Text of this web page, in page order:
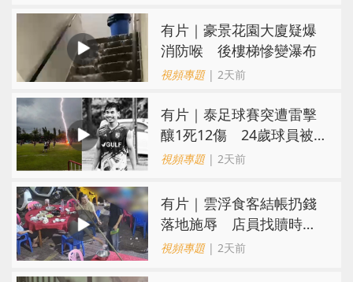
有片｜豪景花園大廈疑爆
消防喉 後樓梯慘變瀑布
視頻專題| 2天前
有片｜泰足球賽突遭雷擊
釀1死12傷 24歲球員被
閃電劈中亡
視頻專題| 2天前
​有片｜雲浮食客結帳扔錢
落地施辱 店員找贖時還
施彼身獲老闆肯定
視頻專題| 2天前